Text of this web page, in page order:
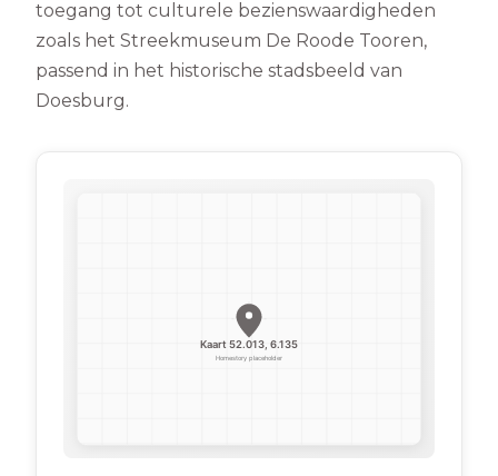
toegang tot culturele bezienswaardigheden
zoals het Streekmuseum De Roode Tooren,
passend in het historische stadsbeeld van
Doesburg.